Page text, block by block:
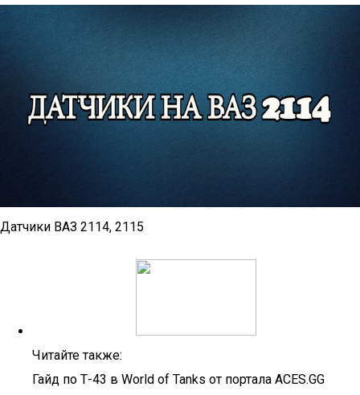
Датчики ВАЗ 2114, 2115
Читайте также:
Гайд по Т-43 в World of Tanks от портала ACES.GG